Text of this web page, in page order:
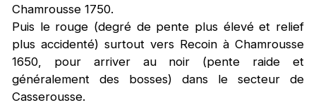
Chamrousse 1750.
Puis le rouge (degré de pente plus élevé et relief
plus accidenté) surtout vers Recoin à Chamrousse
1650, pour arriver au noir (pente raide et
généralement des bosses) dans le secteur de
Casserousse.